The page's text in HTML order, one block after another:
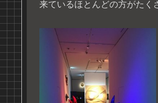
来ているほとんどの方がたく